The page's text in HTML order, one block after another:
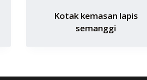
Kotak kemasan lapis
semanggi